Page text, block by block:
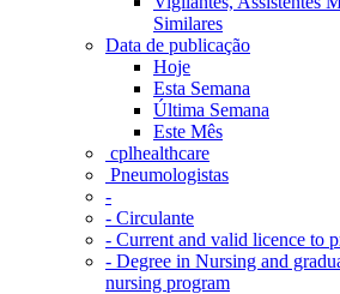
Similares
Data de publicação
Hoje
Esta Semana
Última Semana
Este Mês
‎ cplhealthcare‬
Pneumologistas
-
- Circulante
- Current and valid licence to
- Degree in Nursing and
nursing program